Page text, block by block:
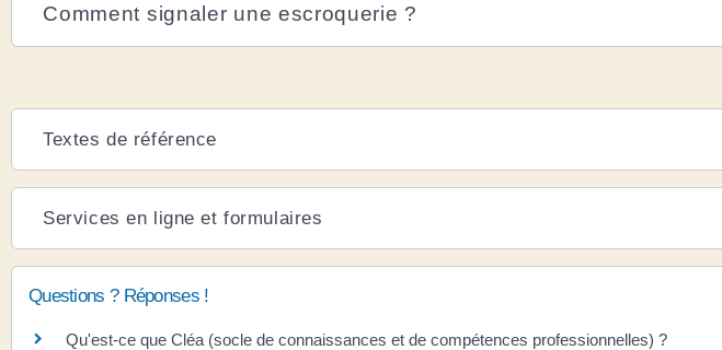
Comment signaler une escroquerie ?
Textes de référence
Services en ligne et formulaires
Questions ? Réponses !
Qu'est-ce que Cléa (socle de connaissances et de compétences professionnelles) ?